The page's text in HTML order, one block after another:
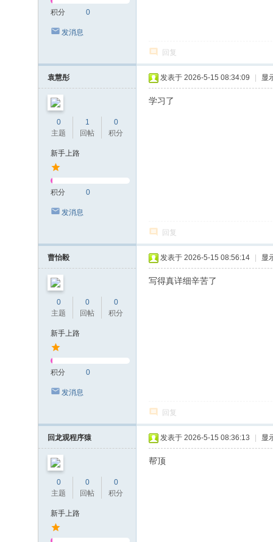
积分 0
发消息
回复
袁慧彤
0
主题
1
回帖
0
积分
新手上路
积分 0
发消息
发表于 2026-5-15 08:34:09 显
学习了
回复
曹怡毅
0
主题
0
回帖
0
积分
新手上路
积分 0
发消息
发表于 2026-5-15 08:56:14 显
写得真详细辛苦了
回复
回龙观程序猿
0
主题
0
回帖
0
积分
新手上路
发表于 2026-5-15 08:36:13 显
帮顶